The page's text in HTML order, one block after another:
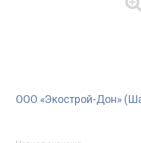
ООО «Экострой-Дон»